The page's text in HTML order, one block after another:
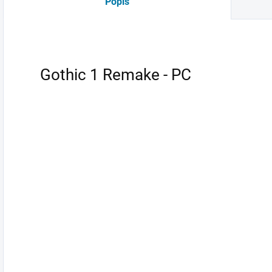
Gothic 1 Remake - PC